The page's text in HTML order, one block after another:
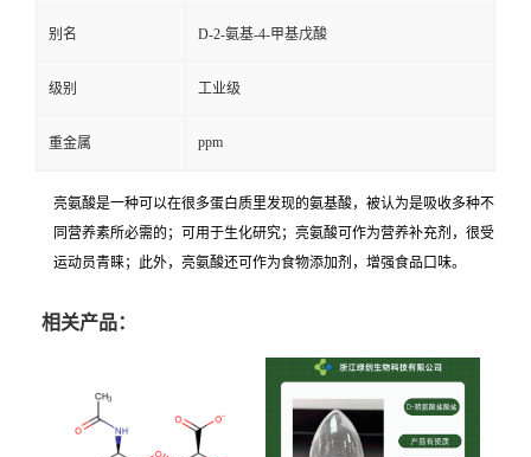
别名 D-2-氨基-4-甲基戊酸
级别 工业级
重金属 ppm
亮氨酸是一种可以在很多蛋白质里发现的氨基酸，被认为是吸收多种不
同营养素所必需的；可用于生化研究；亮氨酸可作为营养补充剂，很受
运动员青睐；此外，亮氨酸还可作为食物添加剂，增强食品口味。
相关产品：